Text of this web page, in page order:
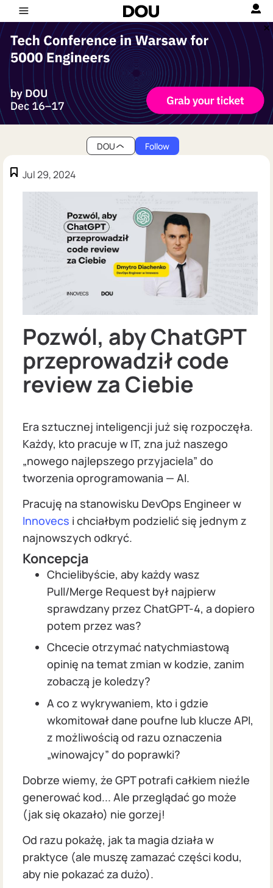
DOU Follow
Jul 29, 2024
Pozwól, aby ChatGPT
przeprowadził code
review za Ciebie
Era sztucznej inteligencji już się rozpoczęła.
Każdy, kto pracuje w IT, zna już naszego
„nowego najlepszego przyjaciela” do
tworzenia oprogramowania — AI.
Pracuję na stanowisku DevOps Engineer w
Innovecs i chciałbym podzielić się jednym z
najnowszych odkryć.
Koncepcja
Chcielibyście, aby każdy wasz
Pull/Merge Request był najpierw
sprawdzany przez ChatGPT-4, a dopiero
potem przez was?
Chcecie otrzymać natychmiastową
opinię na temat zmian w kodzie, zanim
zobaczą je koledzy?
A co z wykrywaniem, kto i gdzie
wkomitował dane poufne lub klucze API,
z możliwością od razu oznaczenia
„winowajcy” do poprawki?
Dobrze wiemy, że GPT potrafi całkiem nieźle
generować kod... Ale przeglądać go może
(jak się okazało) nie gorzej!
Od razu pokażę, jak ta magia działa w
praktyce (ale muszę zamazać części kodu,
aby nie pokazać za dużo).